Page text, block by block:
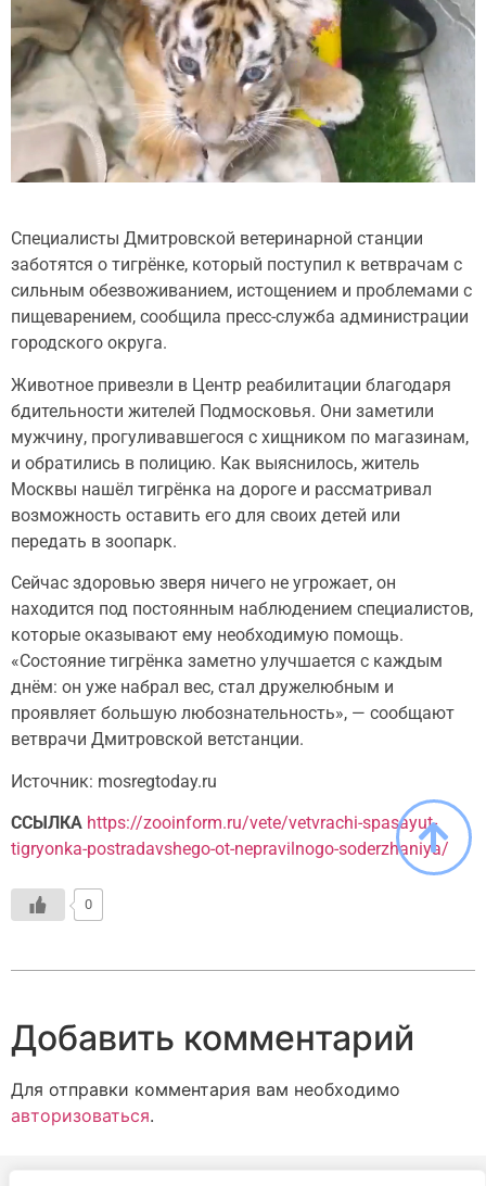
Специалисты Дмитровской ветеринарной станции
заботятся о тигрёнке, который поступил к ветврачам с
сильным обезвоживанием, истощением и проблемами с
пищеварением, сообщила пресс-служба администрации
городского округа.
Животное привезли в Центр реабилитации благодаря
бдительности жителей Подмосковья. Они заметили
мужчину, прогуливавшегося с хищником по магазинам,
и обратились в полицию. Как выяснилось, житель
Москвы нашёл тигрёнка на дороге и рассматривал
возможность оставить его для своих детей или
передать в зоопарк.
Сейчас здоровью зверя ничего не угрожает, он
находится под постоянным наблюдением специалистов,
которые оказывают ему необходимую помощь.
«Состояние тигрёнка заметно улучшается с каждым
днём: он уже набрал вес, стал дружелюбным и
проявляет большую любознательность», — сообщают
ветврачи Дмитровской ветстанции.
Источник: mosregtoday.ru
ССЫЛКА https://zooinform.ru/vete/vetvrachi-spasayut-
tigryonka-postradavshego-ot-nepravilnogo-soderzhaniya/
0
Добавить комментарий
Для отправки комментария вам необходимо
авторизоваться.